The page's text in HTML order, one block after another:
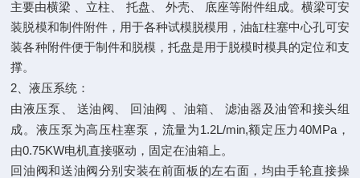
主要由横梁
、立柱、 托盘、 外壳、
底座等附件组成。横梁可安
装脱模和制件附件，用于各种试模脱模用，油缸柱塞中心孔可安
装各种附件便于制件和脱模，托盘是用于脱模时模具的定位和支
撑。
2 、液压系统：
由液压泵、
送油阀、 回油阀 、油箱、
滤油器及油管和接头组
成。液压泵为高压柱塞泵，流量为1.2L/min,额定压力40MPa，
由0.75KW电机直接驱动，固定在油箱上。
回油阀和送油阀分别安装在前面板的左右面，均由手轮直接操